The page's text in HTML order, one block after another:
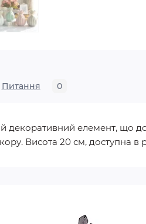
Питання 0
декоративний елемент, що
Висота 20 см, доступна в